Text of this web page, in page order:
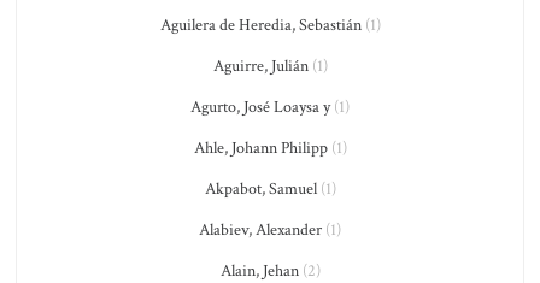
Aguilera de Heredia, Sebastián(1)
Aguirre, Julián(1)
Agurto, José Loaysa y(1)
Ahle, Johann Philipp(1)
Akpabot, Samuel(1)
Alabiev, Alexander (1)
Alain, Jehan(2)